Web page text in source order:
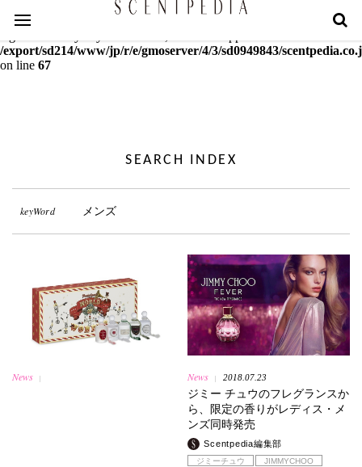
Warning
: mcrypt_decrypt(): Key of size 18 not supported by this
/export/sd214/www/jp/r/e/gmoserver/4/3/sd0949843/
on line 67
SEARCH INDEX
keyWord メンズ
News News 2018.07.23
ジミー チュウのフレグランスか
ら、限定の香りがレディス・メ
ンズ同時発売
Scentpedia編集部
ジミーチュウ
JIMMYCHOO